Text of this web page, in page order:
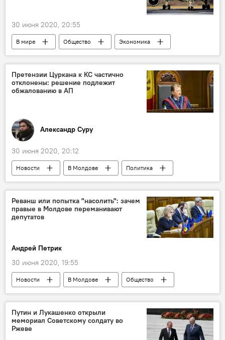
30 июня 2020, 20:55
В мире Общество
Экономика
Новости
Аналитика
Претензии Цуркана к КС частично
отклонены: решение подлежит
обжалованию в АП
Александр Суру
30 июня 2020, 20:12
Новости В Молдове Политика
Реванш или попытка "насолить": зачем
правые в Молдове переманивают
депутатов
Андрей Петрик
30 июня 2020, 19:55
Новости В Молдове
Общество
Политика
политика
Молдова
коалиция
прогноз эксперты
Путин и Лукашенко открыли
мемориал Советскому солдату во
Ржеве